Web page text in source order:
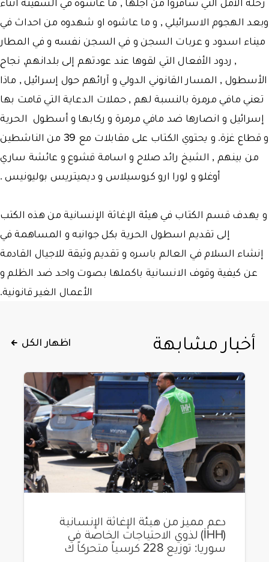
وبعد الهجوم الاسرائيلي , و ما عاشوه او شهدوه من احداث في
ميناء اسدود و عربات السجن و في السجن نفسه و في المطار
, ردود الأفعال التي لقوها عند عودتهم إلى بلدانهم, نجاح
الأسطول , المسار القانوني الدولي و آرائهم حول إسرائيل , ماذا
تعني مافي مرمرة بالنسبة لهم , حملات الدعاية التي قامت بها
إسرائيل و انصارها ضد مافي مرمرة و ركابها و أسطول الحرية
و قطاع غزة. و يحتوي الكتاب على مقابلات مع 39 من الناشطين
من بينهم , الشيخ رائد صلاح و اسامة قشوع و عائشة ساري
أوغلو و لورا ارو كروسيلاس و ديميتريس بوليونيس .
و يهدف قسم الكتاب في هيئة الإغاثة الإنسانية من هذه الكتب
إلى تقديم اسطول الحرية بكل جوانبه و المساهمة في
إنشاء السلام في العالم باسره و تقديم وثيقة للاجيال القادمة
عن كيفية وقوف الانسانية باكملها بصوت واحد ضد الظلم و
الأعمال الغير قانونية.
أخبار مشابهة اظهار الكل
دعم مميز من هيئة الإغاثة الإنسانية
(İHH) لذوي الاحتياجات الخاصة في
سوريا: توزيع 228 كرسياً متحركاً ك